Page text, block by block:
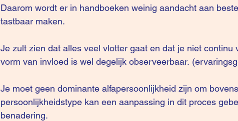
Daarom wordt er in handboeken weinig aandacht aan
tastbaar maken.
Je zult zien dat alles veel vlotter gaat en dat je niet continu
vorm van invloed is wel degelijk observeerbaar.
Je moet geen dominante alfapersoonlijkheid zijn om
persoonlijkheidstype kan een aanpassing in dit proces
benadering.